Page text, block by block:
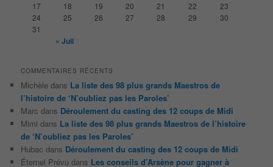
17
18 19 20 21 22
23
24
25 26 27 28 29
30
31
« Juil
COMMENTAIRES RÉCENTS
Michèle dans La liste des 98 plus grands Maestros de
l’histoire de ‘N’oubliez pas les Paroles’
Marc dans Déroulement du casting des 12 coups de Midi
Mimi dans La liste des 98 plus grands Maestros de l’histoire
de ‘N’oubliez pas les Paroles’
Hubac dans Déroulement du casting des 12 coups de Midi
Éternel Prévu dans Les conseils d’Arsène pour gagner à